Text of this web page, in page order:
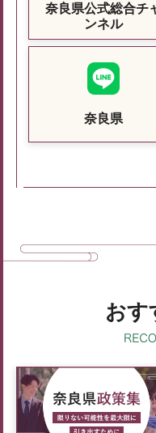
奈良県公式総合チ
ンネル
奈良県
おす